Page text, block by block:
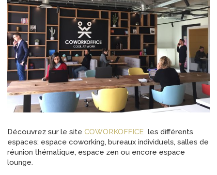
Découvrez sur le site COWORKOFFICE les différents
espaces: espace coworking, bureaux individuels, salles de
réunion thématique, espace zen ou encore espace
lounge.